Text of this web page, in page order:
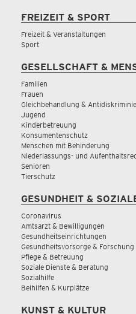
FREIZEIT & SPORT
Freizeit & Veranstaltungen
Sport
GESELLSCHAFT &
Familien
Frauen
Gleichbehandlung &
Jugend
Kinderbetreuung
Konsumentenschutz
Menschen mit Behinderung
Niederlassungs- und
Senioren
Tierschutz
GESUNDHEIT &
Coronavirus
Amtsarzt & Bewilligungen
Gesundheitseinrichtungen
Gesundheitsvorsorge & Forschung
Pflege & Betreuung
Soziale Dienste & Beratung
Sozialhilfe
Beihilfen & Kurplätze
KUNST & KULTUR